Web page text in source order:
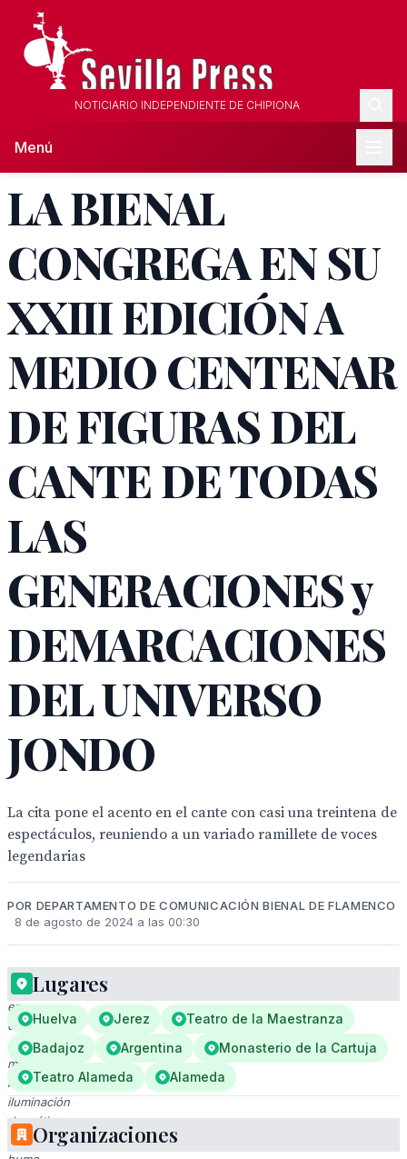
NOTICIARIO INDEPENDIENTE DE CHIPIONA
Menú
LA BIENAL
CONGREGA EN SU
XXIII EDICIÓN A
MEDIO CENTENAR
DE FIGURAS DEL
CANTE DE TODAS
LAS
GENERACIONES y
DEMARCACIONES
DEL UNIVERSO
JONDO
La cita pone el acento en el cante con casi una treintena de
espectáculos, reuniendo a un variado ramillete de voces
legendarias
POR DEPARTAMENTO DE COMUNICACIÓN BIENAL DE FLAMENCO
8 de agosto de 2024 a las 00:30
Cantante
en
escenario
con
mano
levantada,
iluminación
dramática
y
Lugares
Huelva Jerez
Teatro de la Maestranza
Badajoz
Argentina
Monasterio de la Cartuja
Teatro Alameda
Alameda
Organizaciones